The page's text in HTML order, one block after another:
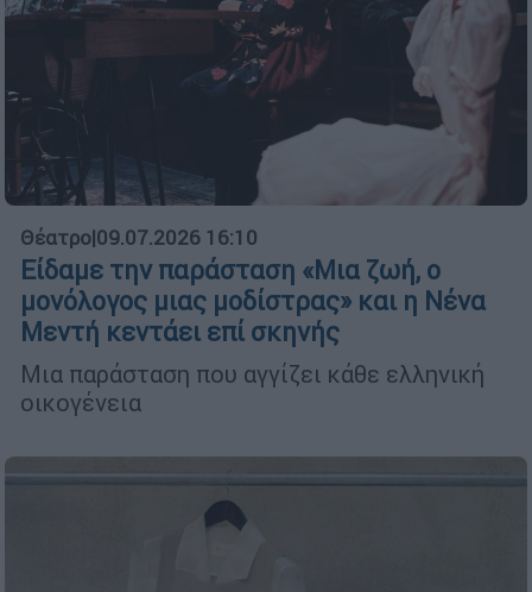
Θέατρο|09.07.2026 16:10
Είδαμε την παράσταση «Μια ζωή, ο
μονόλογος μιας μοδίστρας» και η Νένα
Μεντή κεντάει επί σκηνής
Μια παράσταση που αγγίζει κάθε ελληνική
οικογένεια